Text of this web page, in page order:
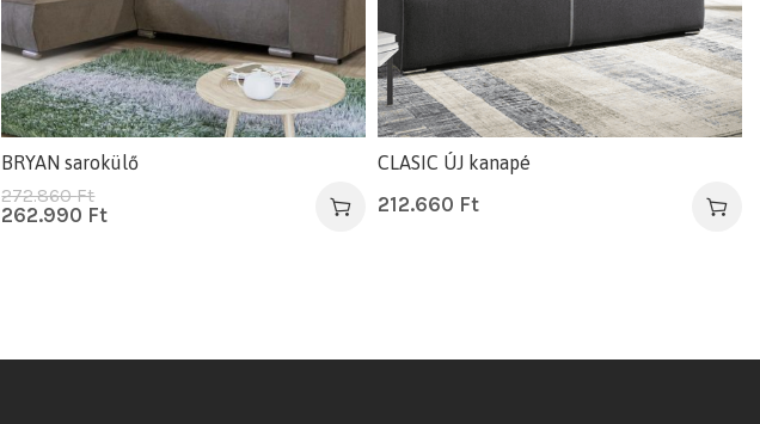
BRYAN sarokülő
272.860Ft
262.990 Ft
CLASIC ÚJ kanapé
212.660 Ft